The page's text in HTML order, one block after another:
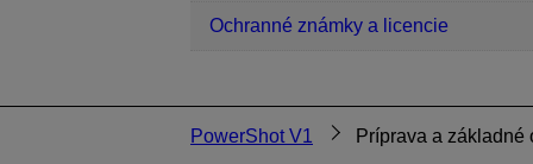
Ochranné známky a licencie
PowerShot V1 Príprava a základné